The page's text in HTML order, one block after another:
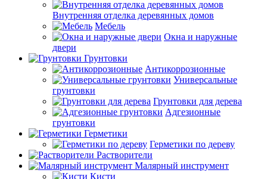
Внутренняя отделка деревянных домов
Мебель
Окна и наружные
двери
Грунтовки
Антикоррозионные
Универсальные
грунтовки
Грунтовки для дерева
Адгезионные
грунтовки
Герметики
Герметики по дереву
Растворители
Малярный инструмент
Кисти